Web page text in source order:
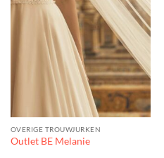
OVERIGE TROUWJURKEN
Outlet BE Melanie